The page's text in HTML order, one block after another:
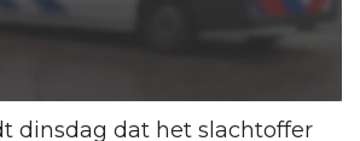
dinsdag dat het slachtoffer